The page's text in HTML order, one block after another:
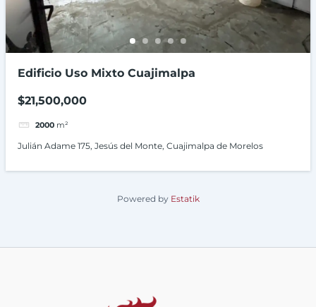
Edificio Uso Mixto Cuajimalpa
$21,500,000
2000 m²
Julián Adame 175, Jesús del Monte, Cuajimalpa de Morelos
Powered by Estatik